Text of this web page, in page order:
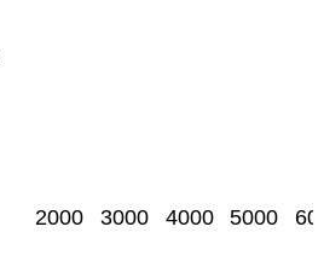
2000 3000 4000 5000